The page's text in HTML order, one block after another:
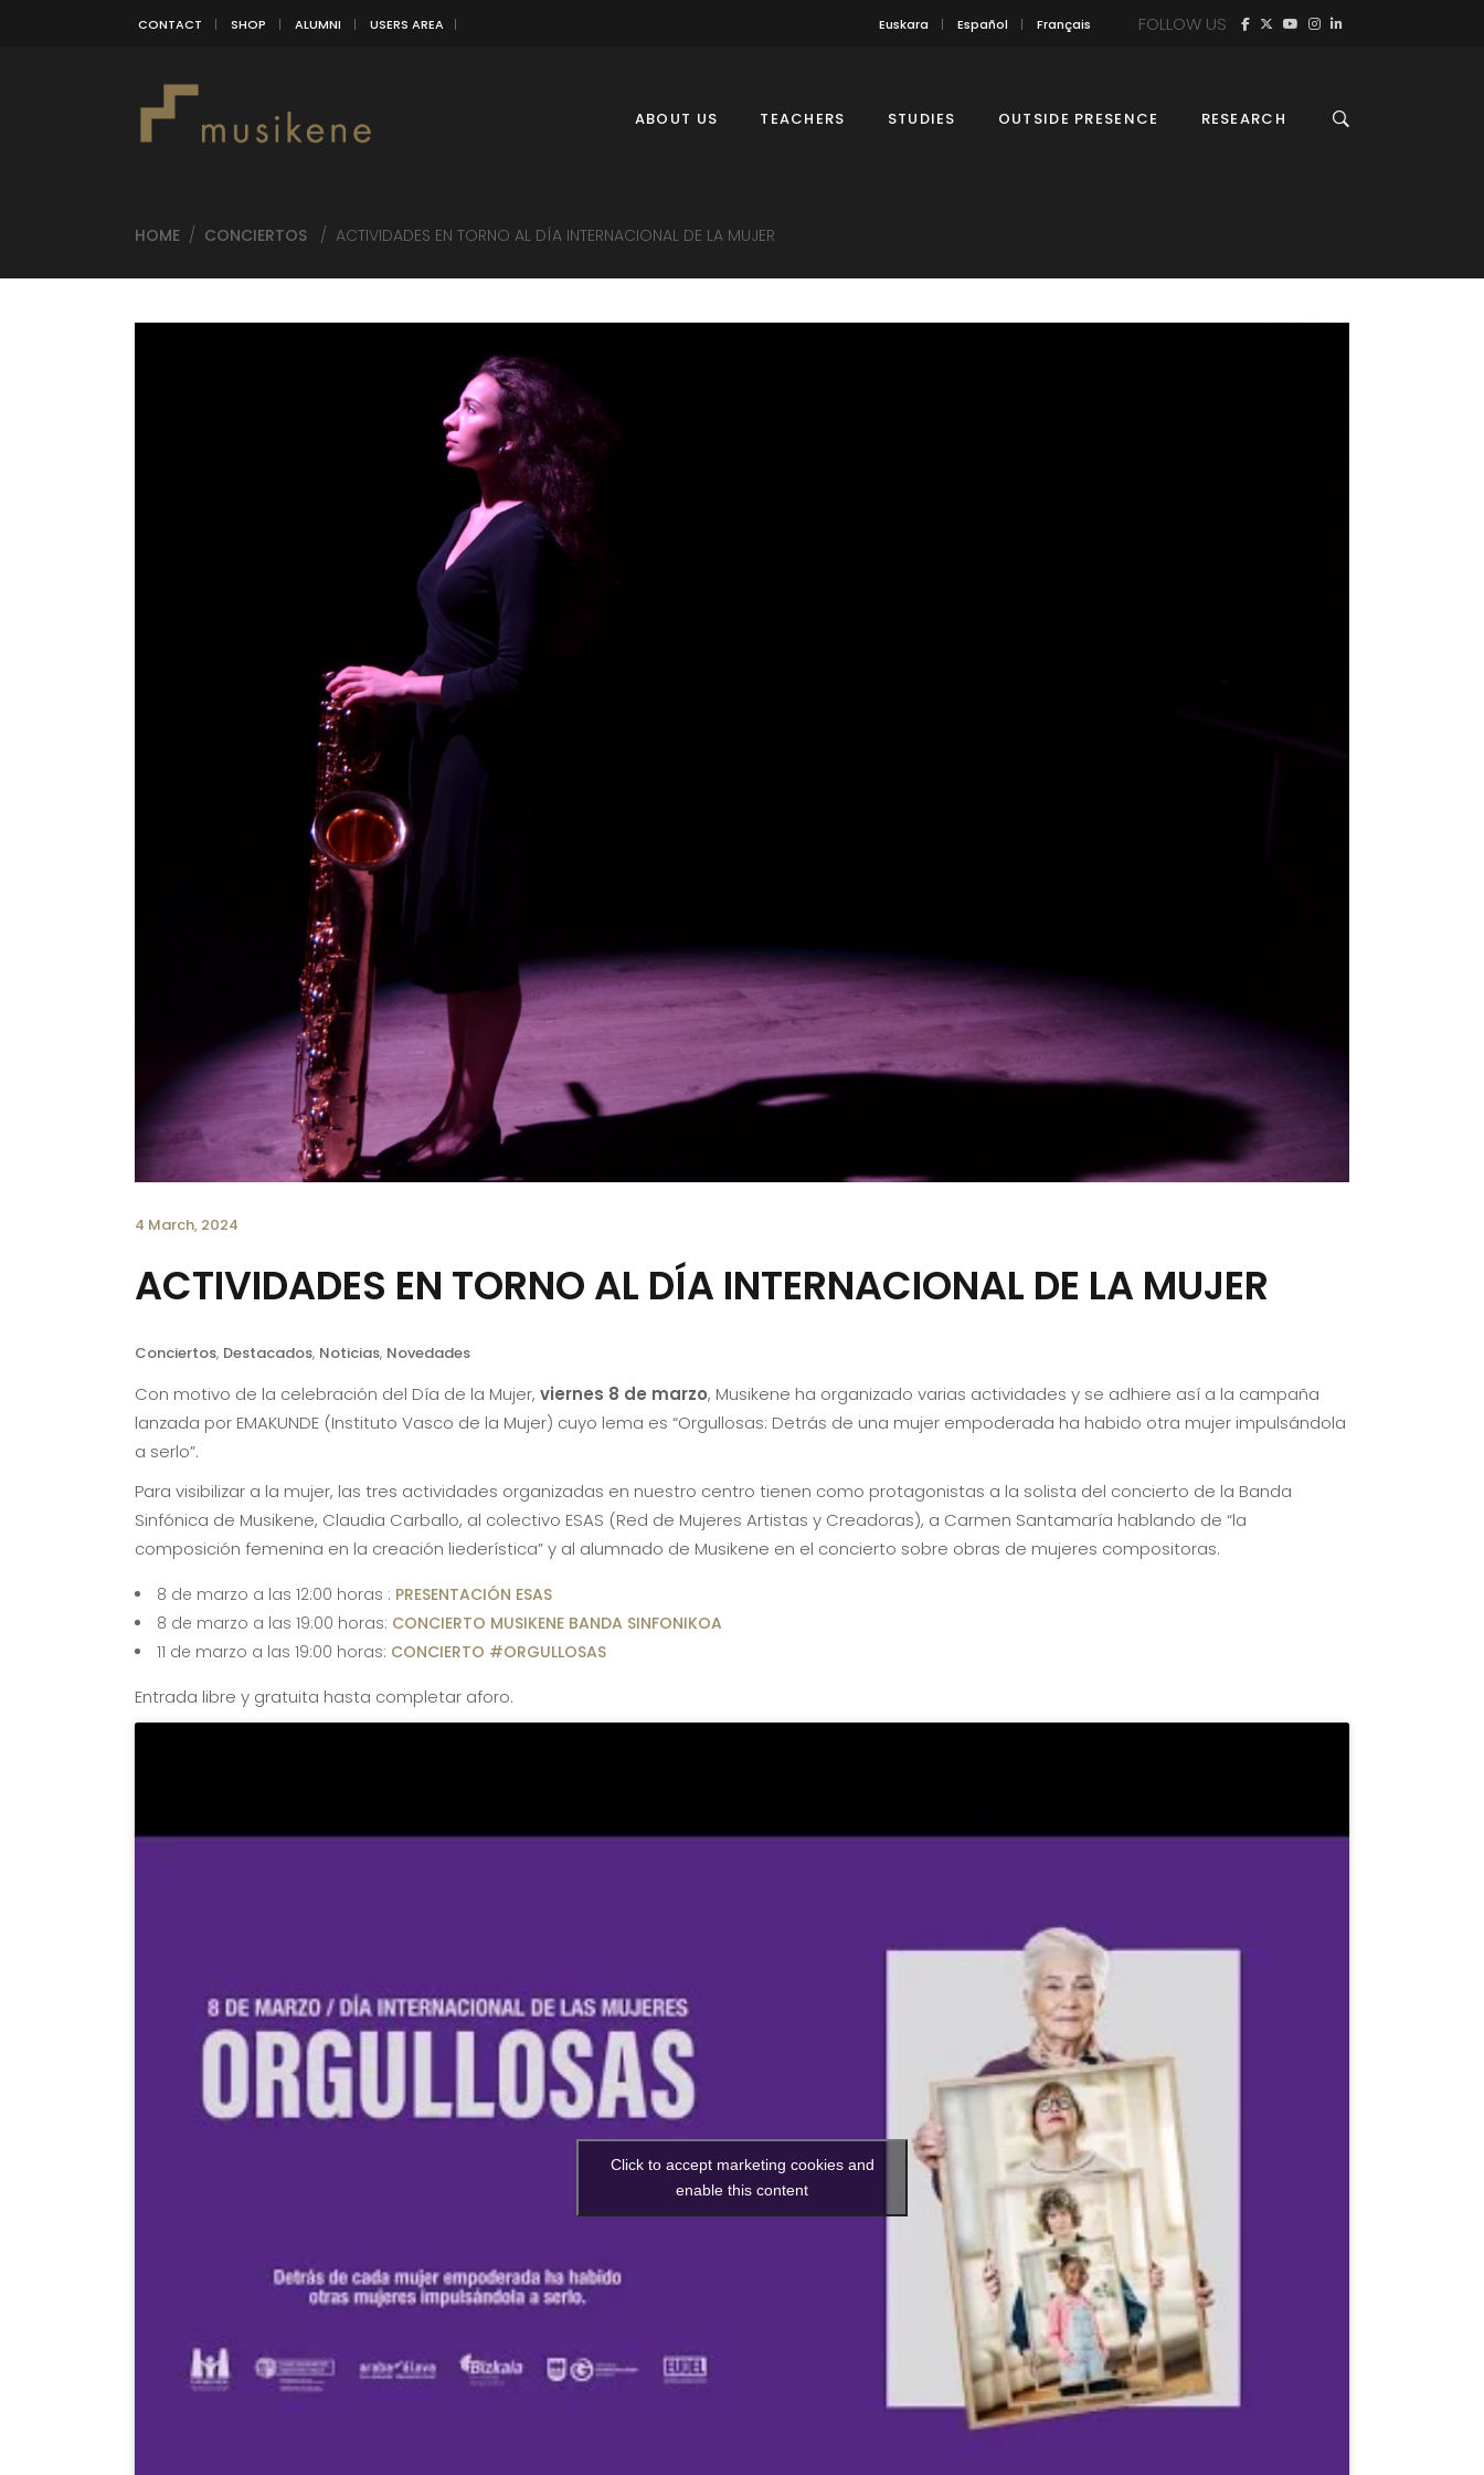
CONTACT SHOP ALUMNI USERS AREA Euskara Español Français FOLLOW US
ABOUT US TEACHERS STUDIES OUTSIDE PRESENCE RESEARCH
HOME / CONCIERTOS / ACTIVIDADES EN TORNO AL DÍA INTERNACIONAL DE LA MUJER
4 March, 2024
ACTIVIDADES EN TORNO AL DÍA INTERNACIONAL DE LA MUJER
Conciertos, Destacados, Noticias, Novedades
Con motivo de la celebración del Día de la Mujer, viernes 8 de marzo, Musikene ha organizado varias actividades y se adhiere así a la campaña
lanzada por EMAKUNDE (Instituto Vasco de la Mujer) cuyo lema es “Orgullosas: Detrás de una mujer empoderada ha habido otra mujer impulsándola
a serlo”.
Para visibilizar a la mujer, las tres actividades organizadas en nuestro centro tienen como protagonistas a la solista del concierto de la Banda
Sinfónica de Musikene, Claudia Carballo, al colectivo ESAS (Red de Mujeres Artistas y Creadoras), a Carmen Santamaría hablando de “la
composición femenina en la creación liederística” y al alumnado de Musikene en el concierto sobre obras de mujeres compositoras.
8 de marzo a las 12:00 horas : PRESENTACIÓN ESAS
8 de marzo a las 19:00 horas: CONCIERTO MUSIKENE BANDA SINFONIKOA
11 de marzo a las 19:00 horas: CONCIERTO #ORGULLOSAS
Entrada libre y gratuita hasta completar aforo.
Click to accept marketing cookies and
enable this content